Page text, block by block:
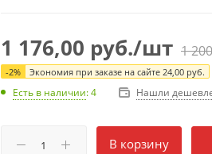
1 176,00 руб./шт 1
-2% Экономия при заказе на сайте 24,00 руб.
Есть в наличии: 4 Нашли
В корзину